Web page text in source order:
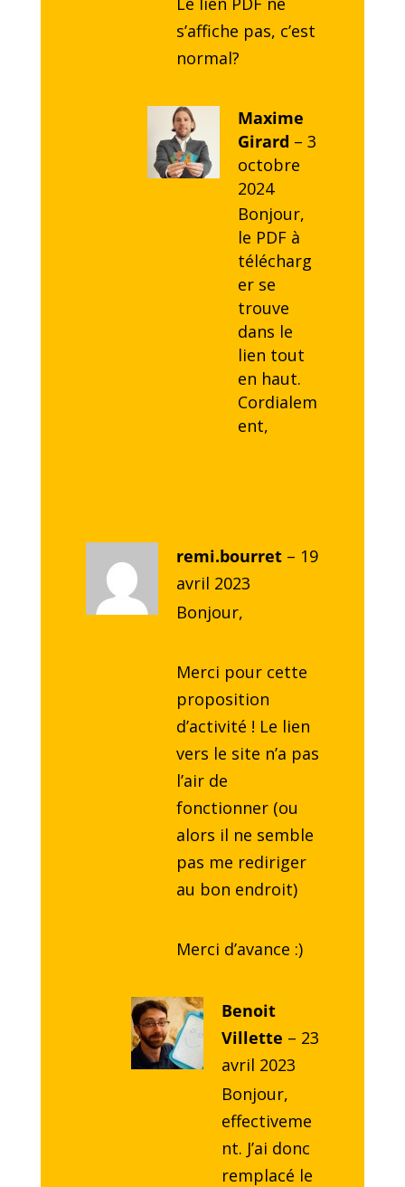
s’affiche pas, c’est
normal?
Maxime
Girard – 3
octobre
2024
Bonjour,
le PDF à
télécharg
er se
trouve
dans le
lien tout
en haut.
Cordialem
ent,
remi.bourret – 19
avril 2023
Bonjour,
Merci pour cette
proposition
d’activité ! Le lien
vers le site n’a pas
l’air de
fonctionner (ou
alors il ne semble
pas me rediriger
au bon endroit)
Merci d’avance :)
Benoit
Villette – 23
avril 2023
Bonjour,
effectiveme
nt. J’ai donc
remplacé le